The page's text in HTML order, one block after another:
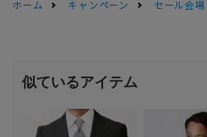
ホーム
キャンペーン セール会場